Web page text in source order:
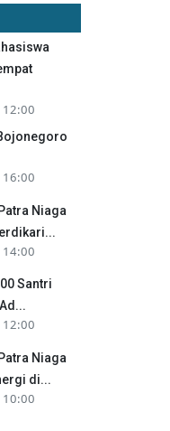
12:00
16:00
Niaga
14:00
Santri
12:00
Niaga
di...
10:00